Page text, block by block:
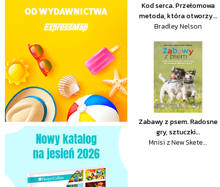
Kod serca. Przełomowa
metoda, która otworzy...
Bradley Nelson
Zabawy z psem. Radosne
gry, sztuczki...
Mnisi z New Skete...